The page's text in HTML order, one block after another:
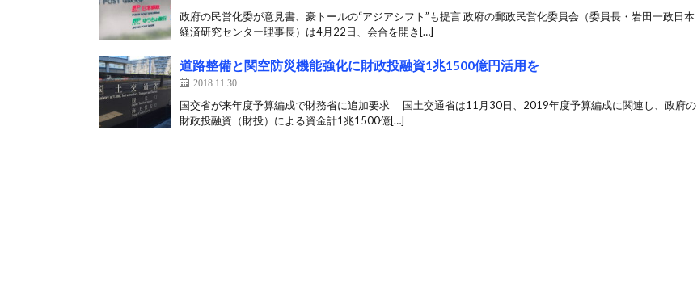
政府の民営化委が意見書、豪トールの“アジアシフト”も提言 政府の郵政民営化委員会（委員長・岩田一政日本
経済研究センター理事長）は4月22日、会合を開き[…]
道路整備と関空防災機能強化に財政投融資1兆1500億円活用を
2018.11.30
国交省が来年度予算編成で財務省に追加要求 国土交通省は11月30日、2019年度予算編成に関連し、政府の
財政投融資（財投）による資金計1兆1500億[…]